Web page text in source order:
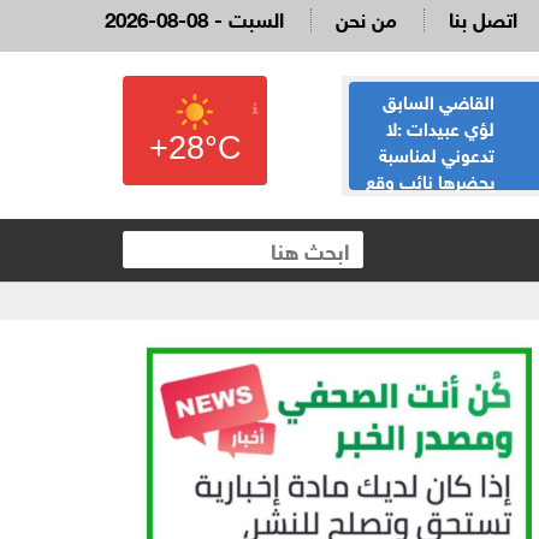
2026-08-08 - السبت من نحن اتصل بنا
القاضي السابق
لؤي عبيدات :لا
تدعوني لمناسبة
يحضرها نائب وقع
الحياصات ينفي
صحة انباء صدور
نتائج الثانوية العامة
غدا الخميس
+28°C